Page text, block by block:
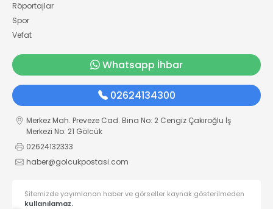
Röportajlar
Spor
Vefat
Whatsapp İhbar
02624134300
Merkez Mah. Preveze Cad. Bina No: 2 Cengiz Çakıroğlu İş
Merkezi No: 21 Gölcük
02624132333
haber@golcukpostasi.com
Sitemizde yayımlanan haber ve görseller kaynak gösterilmeden
kullanılamaz.